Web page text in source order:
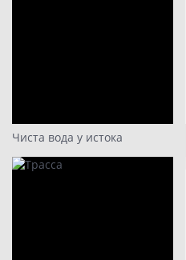
Чиста вода у истока